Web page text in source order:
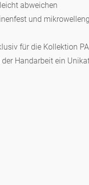
abweichen
und
für die Kollektion
Handarbeit ein